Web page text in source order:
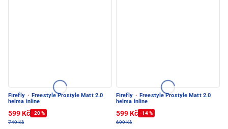
Firefly · Freestyle Prostyle Matt 2.0
helma inline
599 Kč -20 %
749 Kč
Firefly · Freestyle Prostyle Matt 2.0
helma inline
599 Kč -14 %
699 Kč